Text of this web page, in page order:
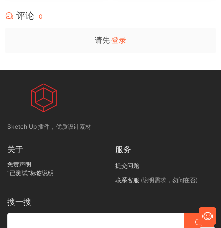
评论 0
请先 登录
Sketch Up 插件，优质设计素材
关于
免责声明
“已测试”标签说明
服务
提交问题
联系客服 (说明需求，勿问在否)
搜一搜